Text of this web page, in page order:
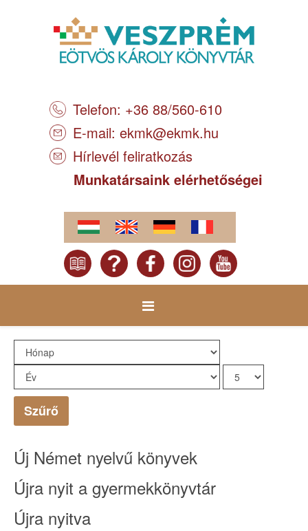
Telefon: +36 88/560-610
E-mail: ekmk@ekmk.hu
Hírlevél feliratkozás
Munkatársaink elérhetőségei
Szűrő
Új Német nyelvű könyvek
Újra nyit a gyermekkönyvtár
Újra nyitva